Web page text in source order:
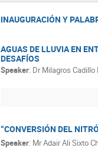
INAUGURACIÓN Y
AGUAS DE LLUVIA EN
DESAFÍOS
Speaker: Dr Milagros Cadillo
“CONVERSIÓN DEL
Speaker: MrAdair Ali Sixto